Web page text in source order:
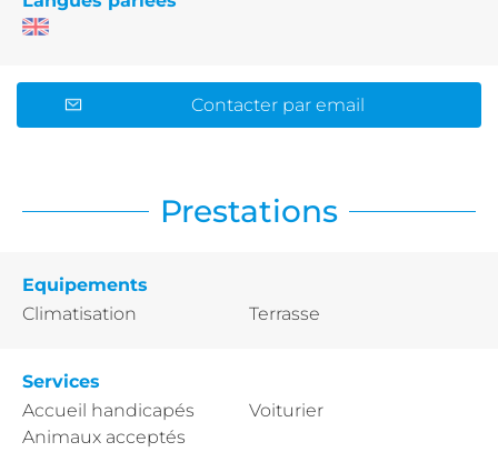
Contacter par email
Prestations
Equipements
Climatisation
Terrasse
Services
Accueil handicapés
Animaux acceptés
Voiturier